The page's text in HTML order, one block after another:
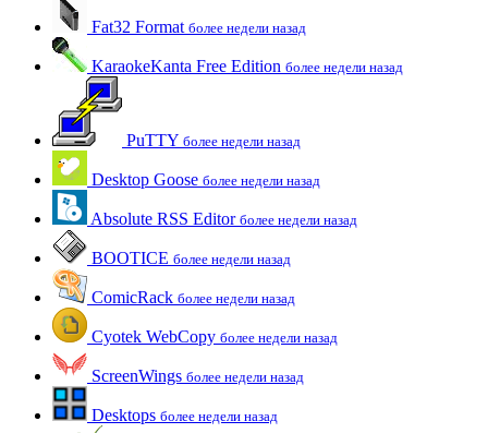
Fat32 Format более недели назад
KaraokeKanta Free Edition более недели назад
PuTTY более недели назад
Desktop Goose более недели назад
Absolute RSS Editor более недели назад
BOOTICE более недели назад
ComicRack более недели назад
Cyotek WebCopy более недели назад
ScreenWings более недели назад
Desktops более недели назад